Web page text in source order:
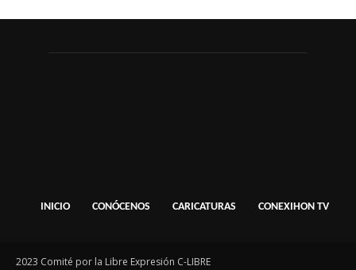
INICIO CONÓCENOS CARICATURAS CONEXIHON TV
2023 Comité por la Libre Expresión C-LIBRE